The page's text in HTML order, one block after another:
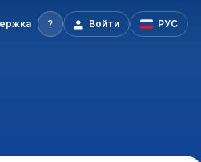
Войти РУС